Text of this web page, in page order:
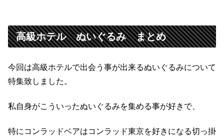
高級ホテル ぬいぐるみ まとめ
今回は高級ホテルで出会う事が出来るぬいぐるみについて
特集致しました。
私自身がこういったぬいぐるみを集める事が好きで、
特にコンラッドベアはコンラッド東京を好きになる切っ掛